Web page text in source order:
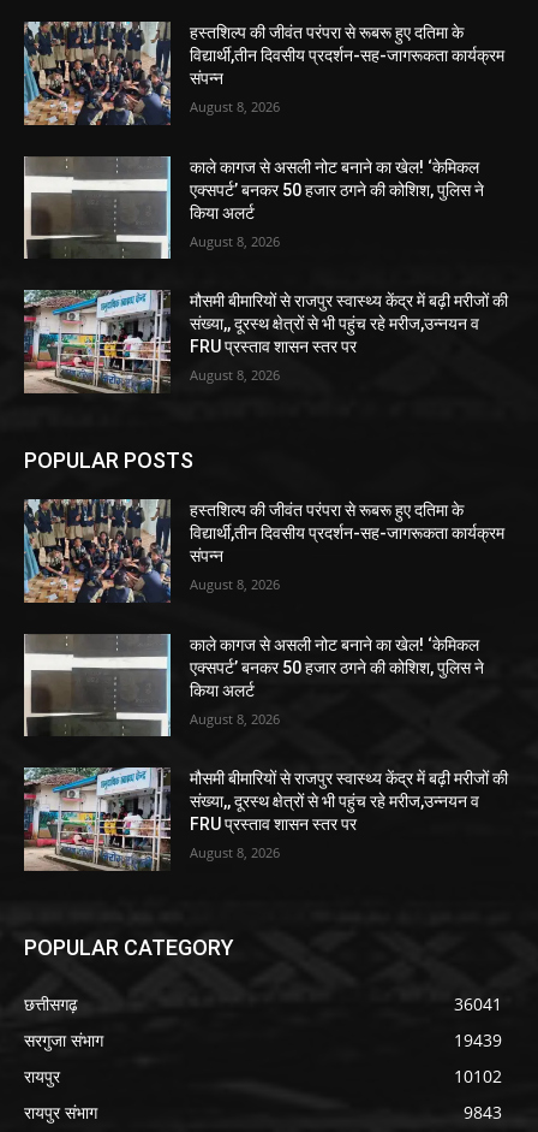
हस्तशिल्प की जीवंत परंपरा से रूबरू हुए दतिमा के
विद्यार्थी,तीन दिवसीय प्रदर्शन-सह-जागरूकता कार्यक्रम
संपन्न
August 8, 2026
काले कागज से असली नोट बनाने का खेल! ‘केमिकल
एक्सपर्ट’ बनकर 50 हजार ठगने की कोशिश, पुलिस ने
किया अलर्ट
August 8, 2026
मौसमी बीमारियों से राजपुर स्वास्थ्य केंद्र में बढ़ी मरीजों की
संख्या,, दूरस्थ क्षेत्रों से भी पहुंच रहे मरीज,उन्नयन व
FRU प्रस्ताव शासन स्तर पर
August 8, 2026
POPULAR POSTS
हस्तशिल्प की जीवंत परंपरा से रूबरू हुए दतिमा के
विद्यार्थी,तीन दिवसीय प्रदर्शन-सह-जागरूकता कार्यक्रम
संपन्न
August 8, 2026
काले कागज से असली नोट बनाने का खेल! ‘केमिकल
एक्सपर्ट’ बनकर 50 हजार ठगने की कोशिश, पुलिस ने
किया अलर्ट
August 8, 2026
मौसमी बीमारियों से राजपुर स्वास्थ्य केंद्र में बढ़ी मरीजों की
संख्या,, दूरस्थ क्षेत्रों से भी पहुंच रहे मरीज,उन्नयन व
FRU प्रस्ताव शासन स्तर पर
August 8, 2026
POPULAR CATEGORY
छत्तीसगढ़
36041
सरगुजा संभाग
19439
रायपुर
10102
रायपुर संभाग
9843